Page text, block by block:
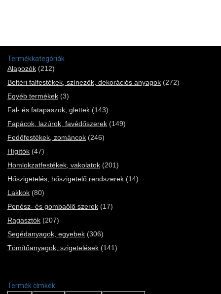
Termékkategóriák
Alapozók (212)
Beltéri falfestékek, színezők, dekorációs anyagok (272)
Egyéb termékek (3)
Fal- és fatapaszok, glettek (143)
Fapácok, lazúrok, favédőszerek (149)
Fedőfestékek, zománcok (246)
Hígítók (47)
Homlokzatfestékek, vakolatok (201)
Hőszigetelés, hőszigetelő rendszerek (14)
Lakkok (80)
Penész- és gombaölő szerek (17)
Ragasztók (207)
Segédanyagok, egyebek (306)
Tömítőanyagok, szigetelések (141)
Termék címkék